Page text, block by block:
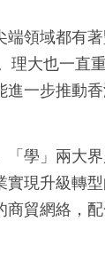
領域都有
大也一直
一步推動
學」兩大
現升級轉
貿網絡，